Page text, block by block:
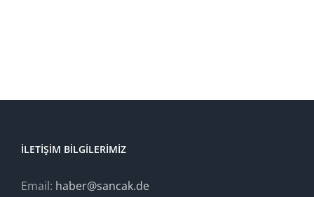
İLETIŞIM BILGILERIMIZ
Email: haber@sancak.de